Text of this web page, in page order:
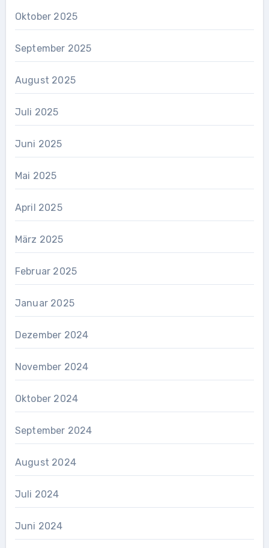
Oktober 2025
September 2025
August 2025
Juli 2025
Juni 2025
Mai 2025
April 2025
März 2025
Februar 2025
Januar 2025
Dezember 2024
November 2024
Oktober 2024
September 2024
August 2024
Juli 2024
Juni 2024